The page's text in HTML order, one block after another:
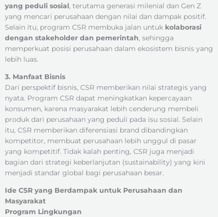
yang peduli sosial, terutama generasi milenial dan Gen Z
yang mencari perusahaan dengan nilai dan dampak positif.
Selain itu, program CSR membuka jalan untuk kolaborasi
dengan stakeholder dan pemerintah, sehingga
memperkuat posisi perusahaan dalam ekosistem bisnis yang
lebih luas.
3. Manfaat Bisnis
Dari perspektif bisnis, CSR memberikan nilai strategis yang
nyata. Program CSR dapat meningkatkan kepercayaan
konsumen, karena masyarakat lebih cenderung membeli
produk dari perusahaan yang peduli pada isu sosial. Selain
itu, CSR memberikan diferensiasi brand dibandingkan
kompetitor, membuat perusahaan lebih unggul di pasar
yang kompetitif. Tidak kalah penting, CSR juga menjadi
bagian dari strategi keberlanjutan (sustainability) yang kini
menjadi standar global bagi perusahaan besar.
Ide CSR yang Berdampak untuk Perusahaan dan
Masyarakat
Program Lingkungan